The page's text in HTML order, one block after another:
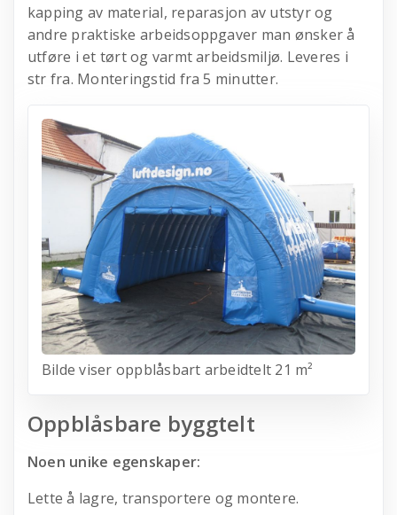
kapping av material, reparasjon av utstyr og
andre praktiske arbeidsoppgaver man ønsker å
utføre i et tørt og varmt arbeidsmiljø. Leveres i
str fra. Monteringstid fra 5 minutter.
Bilde viser oppblåsbart arbeidtelt 21 m²
Oppblåsbare byggtelt
Noen unike egenskaper:
Lette å lagre, transportere og montere.